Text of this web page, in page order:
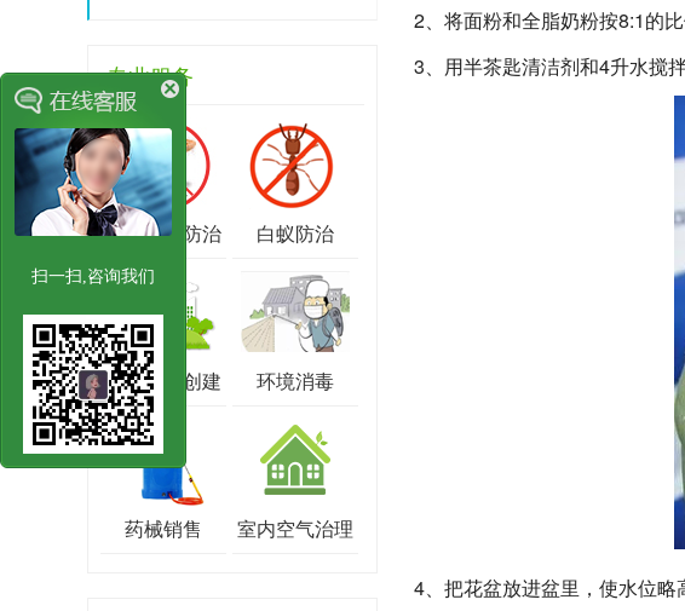
专业服务
城市害虫防治 白蚁防治
卫生城市创建 环境消毒
药械销售 室内空气治理
2、将面粉和全脂奶粉按8:1的
3、用半茶匙清洁剂和4升水
4、把花盆放进盆里，使水位略
扫一扫,咨询我们